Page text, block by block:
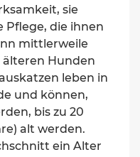
sie
Pflege, die ihnen
mittlerweile
älteren Hunden
leben in
und können,
bis zu 20
alt werden.
ein Alter